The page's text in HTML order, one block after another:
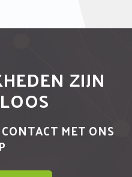
ZIJN
MET ONS